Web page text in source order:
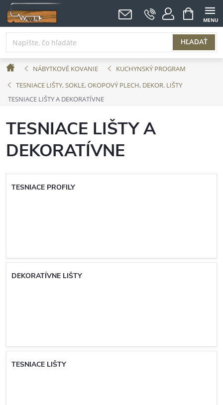
Prejsť
na
obsah
HĽADAŤ
NÁKUPNÝ
KOŠÍK
DomovNÁBYTKOVÉ KOVANIE
KUCHYNSKÝ PROGRAM
TESNIACE LIŠTY, SOKLE, OKOPOVÝ PLECH, DEKOR. LIŠTY
TESNIACE LIŠTY A DEKORATÍVNE
TESNIACE LIŠTY A
DEKORATÍVNE
TESNIACE PROFILY
DEKORATÍVNE LIŠTY
TESNIACE LIŠTY